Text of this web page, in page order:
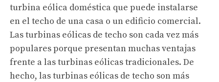
turbina eólica doméstica que puede instalarse
en el techo de una casa o un edificio comercial.
Las turbinas eólicas de techo son cada vez más
populares porque presentan muchas ventajas
frente a las turbinas eólicas tradicionales. De
hecho, las turbinas eólicas de techo son más